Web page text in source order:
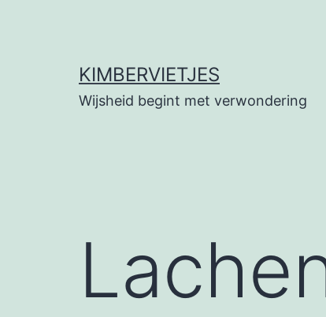
KIMBERVIETJES
Wijsheid begint met verwondering